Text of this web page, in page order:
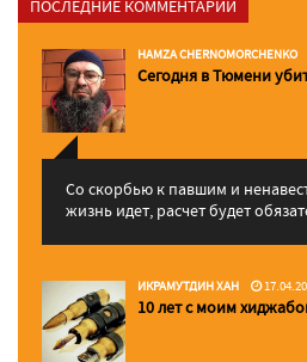
ПОСЛЕДНИЕ КОММЕНТАРИИ
HAMZA CHERNOMORCHENKO
Сегодня в Тюмени
Со скорбью к павшим и
жизнь идет, расчет будет
ИКРАМУТДИН ХАН
10 лет с моим